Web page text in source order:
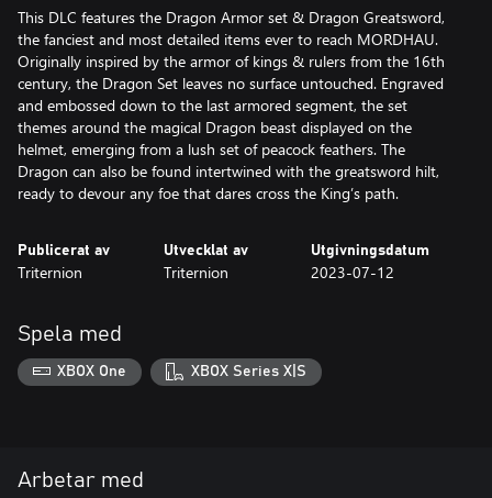
This DLC features the Dragon Armor set & Dragon Greatsword,
the fanciest and most detailed items ever to reach MORDHAU.
Originally inspired by the armor of kings & rulers from the 16th
century, the Dragon Set leaves no surface untouched. Engraved
and embossed down to the last armored segment, the set
themes around the magical Dragon beast displayed on the
helmet, emerging from a lush set of peacock feathers. The
Dragon can also be found intertwined with the greatsword hilt,
ready to devour any foe that dares cross the King’s path.
Publicerat av
Triternion
Utvecklat av
Triternion
Utgivningsdatum
2023-07-12
Spela med
XBOX One XBOX Series X|S
Arbetar med